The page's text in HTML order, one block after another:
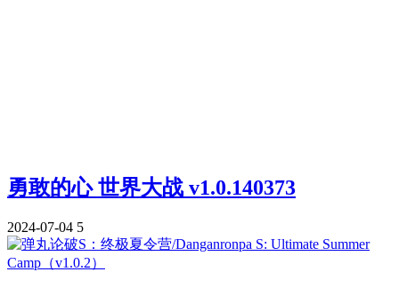
勇敢的心 世界大战 v1.0.140373
2024-07-04 5